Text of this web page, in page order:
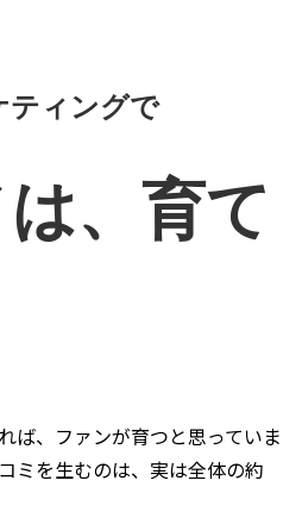
ティングで
、育て
ば、ファンが育つと思っていま
を生むのは、実は全体の約